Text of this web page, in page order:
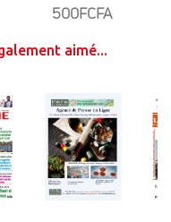
500FCFA
aimé...